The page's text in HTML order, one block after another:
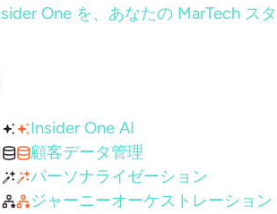
One を、あなたの MarTech ス
Insider One AI
顧客データ管理
パーソナライゼーション
ジャーニーオーケストレーション